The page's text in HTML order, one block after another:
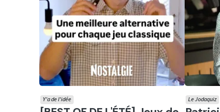
Y'a de l'idée Le Jodaquiz